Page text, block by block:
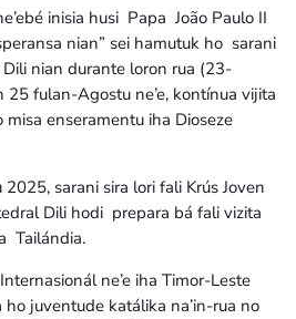
inisia husi Papa João Paulo II
nian” sei hamutuk ho sarani
nian durante loron rua (23-
fulan-Agostu ne’e, kontínua vijita
enseramentu iha Dioseze
sarani sira lori fali Krús Joven
Dili hodi prepara bá fali vizita
Tailándia.
ne’e iha Timor-Leste
juventude katálika na’in-rua no